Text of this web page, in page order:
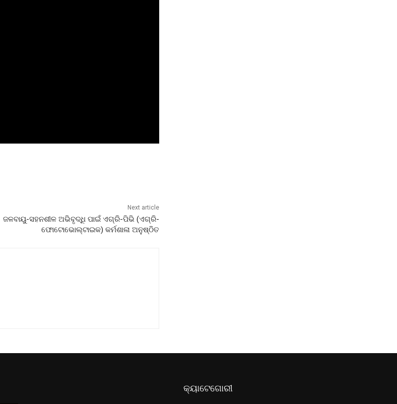
Next article
ଜଳବାୟୁ-ସହନଶୀଳ ଅଭିବୃଦ୍ଧି ପାଇଁ ଏଗ୍ରି-ପିଭି (ଏଗ୍ରି-
ଫୋଟୋଭୋଲ୍ଟାଇକ) କର୍ମଶାଳା ଅନୁଷ୍ଠିତ
କ୍ୟାଟେଗୋରୀ